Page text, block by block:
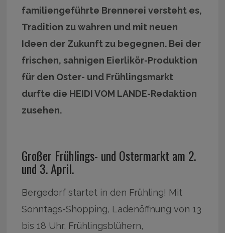
familiengeführte Brennerei versteht es,
Tradition zu wahren und mit neuen
Ideen der Zukunft zu begegnen. Bei der
frischen, sahnigen Eierlikör-Produktion
für den Oster- und Frühlingsmarkt
durfte die HEIDI VOM LANDE-Redaktion
zusehen.
Großer Frühlings- und Ostermarkt am 2.
und 3. April.
Bergedorf startet in den Frühling! Mit
Sonntags-Shopping, Ladenöffnung von 13
bis 18 Uhr, Frühlingsblühern,